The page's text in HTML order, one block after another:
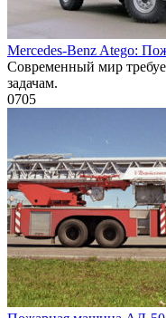
Mercedes-Benz Atego:
Современный мир
задачам.
0705